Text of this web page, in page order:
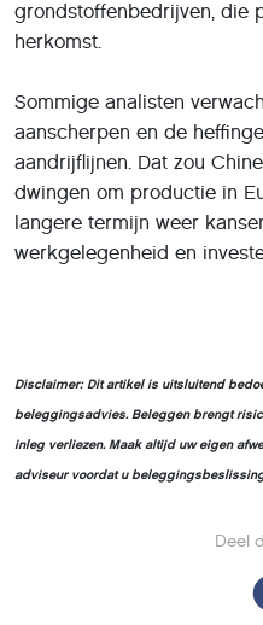
Deel
grondstoffenbedrijven, die
herkomst.
Sommige analisten
aanscherpen en de
aandrijflijnen. Dat zou
dwingen om productie in
langere termijn weer
werkgelegenheid en
Disclaimer: Dit artikel is uitsluitend
beleggingsadvies. Beleggen brengt
inleg verliezen. Maak altijd uw eigen
adviseur voordat u